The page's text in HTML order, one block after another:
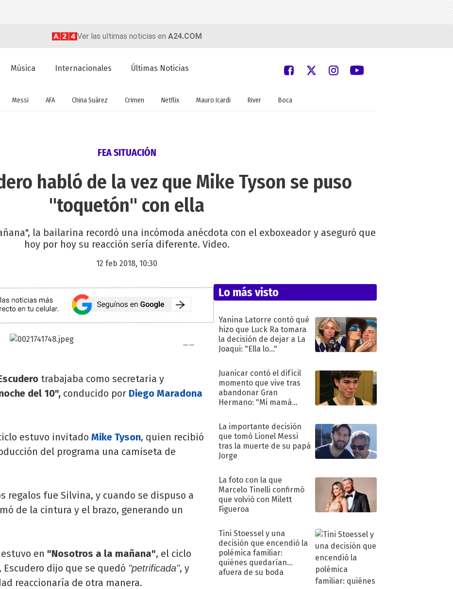
Ver las ultimas noticias en A24.COM
Música Internacionales Últimas Noticias
Messi AFA China Suárez Crimen Netflix Mauro Icardi River Boca
FEA SITUACIÓN
habló de la vez que Mike Tyson se puso
"toquetón" con ella
la bailarina recordó una incómoda anécdota con el exboxeador y aseguró que
hoy por hoy su reacción sería diferente. Video.
12 feb 2018, 10:30
trabajaba como secretaria y
del 10", conducido por Diego Maradona
estuvo invitado Mike Tyson, quien recibió
del programa una camiseta de
regalos fue Silvina, y cuando se dispuso a
de la cintura y el brazo, generando un
en "Nosotros a la mañana", el ciclo
, Escudero dijo que se quedó "petrificada", y
reaccionaría de otra manera.
Lo más visto
Yanina Latorre contó qué
hizo que Luck Ra tomara
la decisión de dejar a La
Joaqui: "Ella lo..."
Juanicar contó el difícil
momento que vive tras
abandonar Gran
Hermano: "Mi mamá
La importante decisión
que tomó Lionel Messi
tras la muerte de su papá
Jorge
La foto con la que
Marcelo Tinelli confirmó
que volvió con Milett
Figueroa
Tini Stoessel y una
decisión que encendió la
polémica familiar:
quiénes quedarían
afuera de su boda